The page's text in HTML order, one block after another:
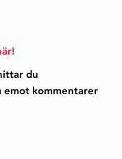
du
emot kommentarer